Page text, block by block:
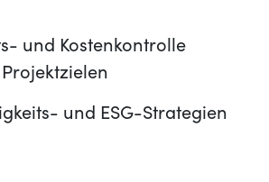
und Kostenkontrolle
und ESG-Strategien